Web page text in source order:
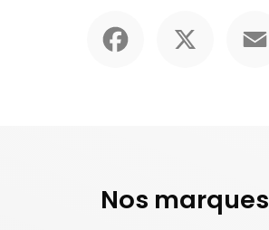
Nos marques